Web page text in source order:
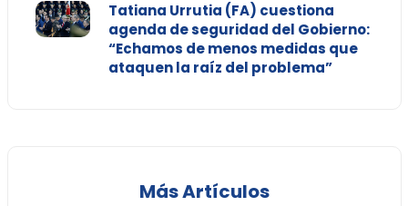
Tatiana Urrutia (FA) cuestiona
agenda de seguridad del Gobierno:
“Echamos de menos medidas que
ataquen la raíz del problema”
Más Artículos